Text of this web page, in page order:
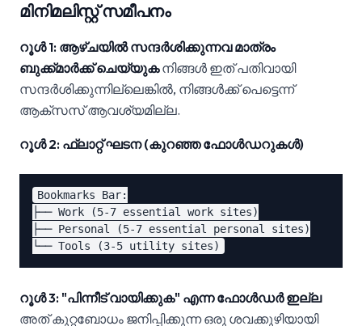
മിനിമലിസ്റ്റ് സമീപനം
റൂൾ 1: ആഴ്ചയിൽ സന്ദർശിക്കുന്നവ മാത്രം
ബുക്ക്മാർക്ക് ചെയ്യുകനിങ്ങൾ ഇത് പതിവായി
സന്ദർശിക്കുന്നില്ലെങ്കിൽ, നിങ്ങൾക്ക് പെട്ടെന്ന്
ആക്‌സസ് ആവശ്യമില്ല.
റൂൾ 2: ഫ്ലാറ്റ് ഘടന (കുറഞ്ഞ ഫോൾഡറുകൾ)
Bookmarks Bar:
├── Work (5-7 essential work sites)
├── Personal (5-7 essential personal sites)
റൂൾ 3: "പിന്നീട് വായിക്കുക" എന്ന ഫോൾഡർ ഇല്ല
അത് കുറ്റബോധം ജനിപ്പിക്കുന്ന ഒരു ശവക്കുഴിയായി